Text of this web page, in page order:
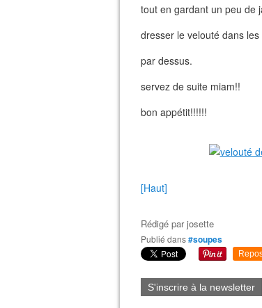
tout en gardant un peu de
dresser le velouté dans
par dessus.
servez de suite miam!!
bon appétit!!!!!!
[Haut]
Rédigé parjosette
Publié dans#soupes
S'inscrire à la newsletter